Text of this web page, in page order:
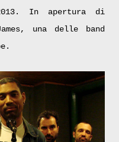
In apertura di
una delle band